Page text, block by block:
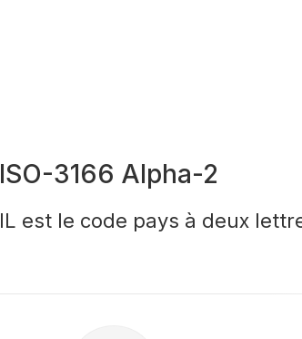
ISO-3166 Alpha-2
IL est le code pays à deux